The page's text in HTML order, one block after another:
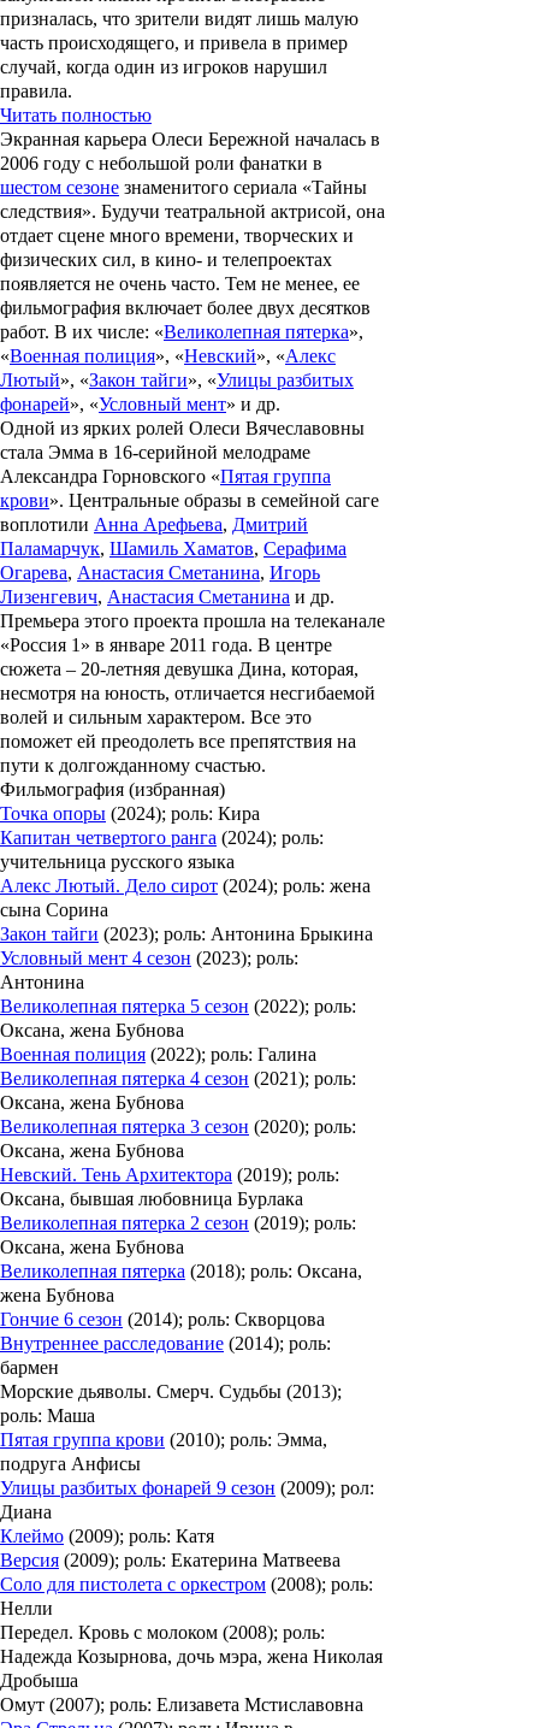
призналась, что зрители видят лишь малую
часть происходящего, и привела в пример
случай, когда один из игроков нарушил
правила.
Читать полностью
Экранная карьера Олеси Бережной началась в
2006 году с небольшой роли фанатки в
шестом сезоне знаменитого сериала «Тайны
следствия». Будучи театральной актрисой, она
отдает сцене много времени, творческих и
физических сил, в кино- и телепроектах
появляется не очень часто. Тем не менее, ее
фильмография включает более двух десятков
работ. В их числе: «Великолепная пятерка»,
«Военная полиция», «Невский», «Алекс
Лютый», «Закон тайги», «Улицы разбитых
фонарей», «Условный мент» и др.
Одной из ярких ролей Олеси Вячеславовны
стала Эмма в 16-серийной мелодраме
Александра Горновского «Пятая группа
крови». Центральные образы в семейной саге
воплотили Анна Арефьева, Дмитрий
Паламарчук, Шамиль Хаматов, Серафима
Огарева, Анастасия Сметанина, Игорь
Лизенгевич, Анастасия Сметанина и др.
Премьера этого проекта прошла на телеканале
«Россия 1» в январе 2011 года. В центре
сюжета – 20-летняя девушка Дина, которая,
несмотря на юность, отличается несгибаемой
волей и сильным характером. Все это
поможет ей преодолеть все препятствия на
пути к долгожданному счастью.
Фильмография (избранная)
Точка опоры (2024); роль: Кира
Капитан четвертого ранга (2024); роль:
учительница русского языка
Алекс Лютый. Дело сирот (2024); роль: жена
сына Сорина
Закон тайги (2023); роль: Антонина Брыкина
Условный мент 4 сезон (2023); роль:
Антонина
Великолепная пятерка 5 сезон (2022); роль:
Оксана, жена Бубнова
Военная полиция (2022); роль: Галина
Великолепная пятерка 4 сезон (2021); роль:
Оксана, жена Бубнова
Великолепная пятерка 3 сезон (2020); роль:
Оксана, жена Бубнова
Невский. Тень Архитектора (2019); роль:
Оксана, бывшая любовница Бурлака
Великолепная пятерка 2 сезон (2019); роль:
Оксана, жена Бубнова
Великолепная пятерка (2018); роль: Оксана,
жена Бубнова
Гончие 6 сезон (2014); роль: Скворцова
Внутреннее расследование (2014); роль:
бармен
Морские дьяволы. Смерч. Судьбы (2013);
роль: Маша
Пятая группа крови (2010); роль: Эмма,
подруга Анфисы
Улицы разбитых фонарей 9 сезон (2009); рол:
Диана
Клеймо (2009); роль: Катя
Версия (2009); роль: Екатерина Матвеева
Соло для пистолета с оркестром (2008); роль:
Нелли
Передел. Кровь с молоком (2008); роль:
Надежда Козырнова, дочь мэра, жена Николая
Дробыша
Омут (2007); роль: Елизавета Мстиславовна